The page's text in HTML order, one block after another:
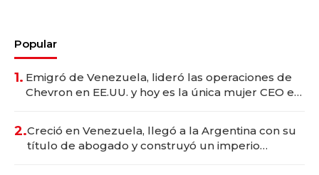
Popular
1. Emigró de Venezuela, lideró las operaciones de
Chevron en EE.UU. y hoy es la única mujer CEO en
2.Creció en Venezuela, llegó a la Argentina con su
título de abogado y construyó un imperio